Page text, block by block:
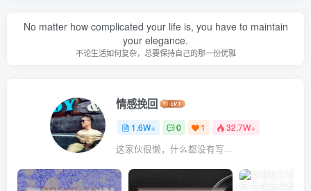
No matter how complicated your life is, you have to maintain
your elegance.
不论生活如何复杂，总要保持自己的那一份优雅
情感挽回
1.6W+ 0 1 32.7W+
这家伙很懒，什么都没有写...